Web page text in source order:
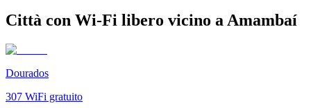
Città con Wi-Fi libero vicino a Amambaí
Dourados
307 WiFi gratuito